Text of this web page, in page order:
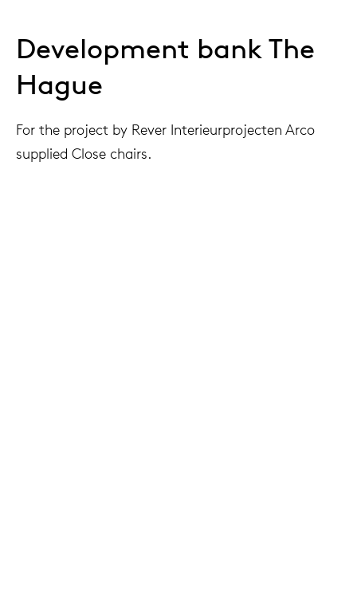
Development bank The
Hague
For the project by Rever Interieurprojecten Arco
supplied Close chairs.